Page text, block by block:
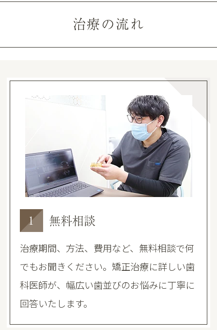
治療の流れ
1 無料相談
治療期間、方法、費用など、無料相談で何
でもお聞きください。矯正治療に詳しい歯
科医師が、幅広い歯並びのお悩みに丁寧に
回答いたします。